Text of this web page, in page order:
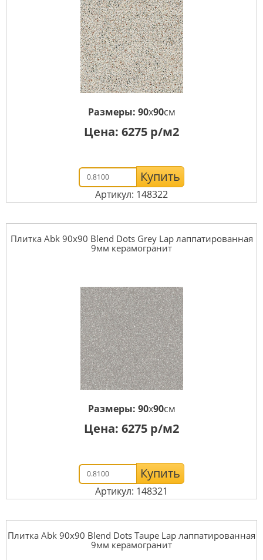
Размеры: 90x90см
Цена: 6275 р/м2
Купить
Артикул: 148322
Плитка Abk 90x90 Blend Dots Grey Lap лаппатированная
9мм керамогранит
Размеры: 90x90см
Цена: 6275 р/м2
Купить
Артикул: 148321
Плитка Abk 90x90 Blend Dots Taupe Lap лаппатированная
9мм керамогранит